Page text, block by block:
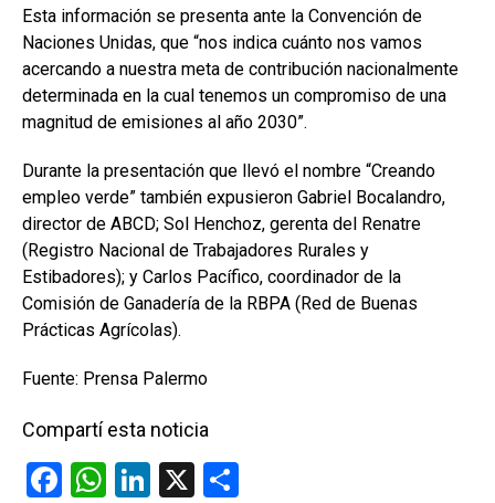
Esta información se presenta ante la Convención de
Naciones Unidas, que “nos indica cuánto nos vamos
acercando a nuestra meta de contribución nacionalmente
determinada en la cual tenemos un compromiso de una
magnitud de emisiones al año 2030”.
Durante la presentación que llevó el nombre “Creando
empleo verde” también expusieron Gabriel Bocalandro,
director de ABCD; Sol Henchoz, gerenta del Renatre
(Registro Nacional de Trabajadores Rurales y
Estibadores); y Carlos Pacífico, coordinador de la
Comisión de Ganadería de la RBPA (Red de Buenas
Prácticas Agrícolas).
Fuente: Prensa Palermo
Compartí esta noticia
F
W Li
X